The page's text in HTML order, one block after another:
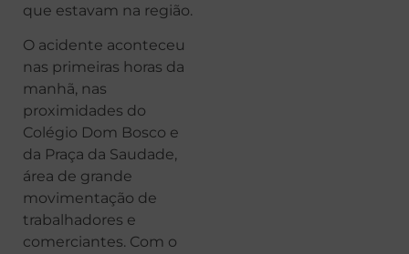
que estavam na região.
O acidente aconteceu
nas primeiras horas da
manhã, nas
proximidades do
Colégio Dom Bosco e
da Praça da Saudade,
área de grande
movimentação de
trabalhadores e
comerciantes. Com o